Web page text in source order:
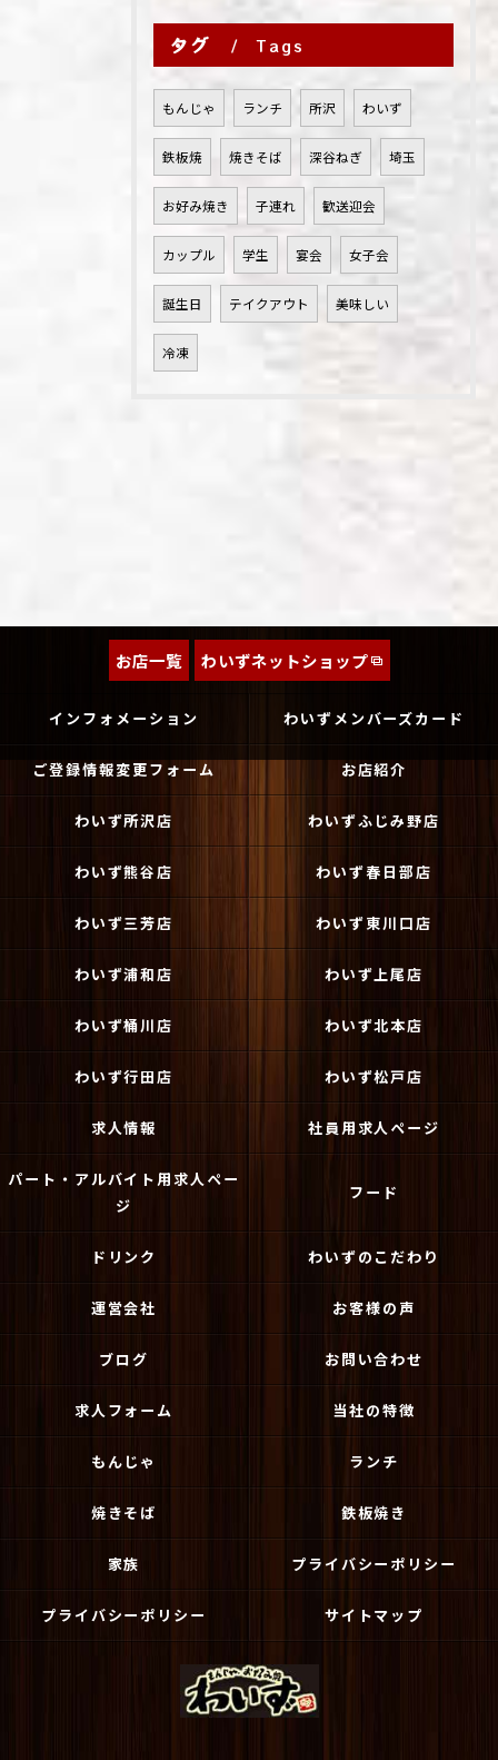
タグ Tags
もんじゃ ランチ 所沢 わいず
鉄板焼 焼きそば 深谷ねぎ 埼玉
お好み焼き 子連れ 歓送迎会
カップル 学生 宴会 女子会
誕生日 テイクアウト 美味しい
冷凍
お店一覧 わいずネットショップ
インフォメーション わいずメンバーズカード
ご登録情報変更フォーム お店紹介
わいず所沢店 わいずふじみ野店
わいず熊谷店 わいず春日部店
わいず三芳店 わいず東川口店
わいず浦和店 わいず上尾店
わいず桶川店 わいず北本店
わいず行田店 わいず松戸店
求人情報 社員用求人ページ
パート・アルバイト用求人ペー
ジ
フード
ドリンク わいずのこだわり
運営会社 お客様の声
ブログ お問い合わせ
求人フォーム 当社の特徴
もんじゃ ランチ
焼きそば 鉄板焼き
家族 プライバシーポリシー
プライバシーポリシー サイトマップ